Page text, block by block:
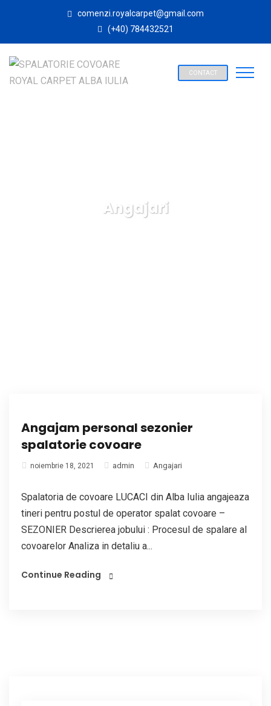
comenzi.royalcarpet@gmail.com
(+40) 784432521
CONTACT
Angajari
Angajam personal sezonier
spalatorie covoare
noiembrie 18, 2021 admin Angajari
Spalatoria de covoare LUCACI din Alba Iulia angajeaza
tineri pentru postul de operator spalat covoare –
SEZONIER Descrierea jobului : Procesul de spalare al
covoarelor Analiza in detaliu a...
Continue Reading